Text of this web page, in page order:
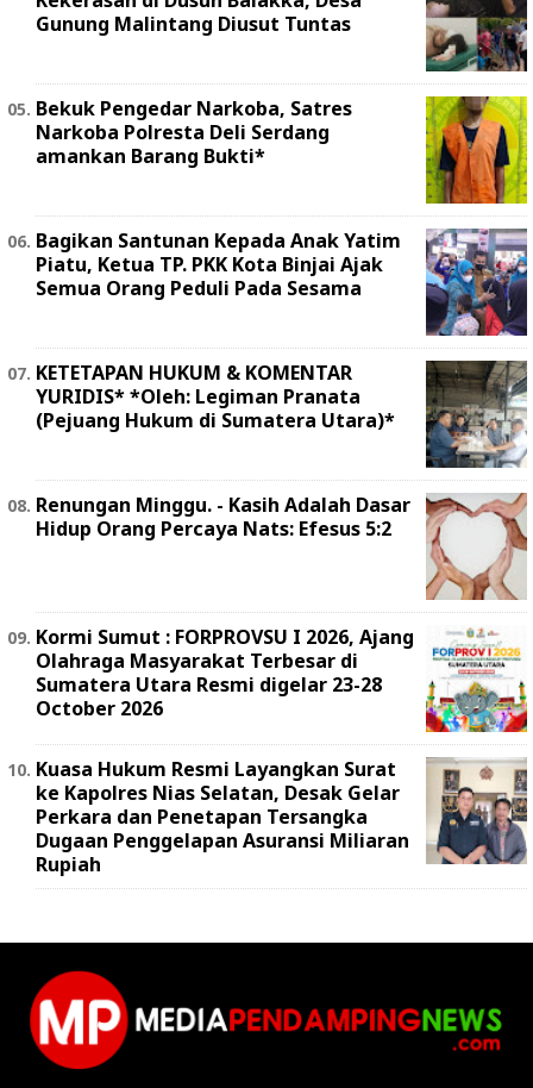
Gunung Malintang Diusut Tuntas
Bekuk Pengedar Narkoba, Satres
Narkoba Polresta Deli Serdang
amankan Barang Bukti*
Bagikan Santunan Kepada Anak Yatim
Piatu, Ketua TP. PKK Kota Binjai Ajak
Semua Orang Peduli Pada Sesama
KETETAPAN HUKUM & KOMENTAR
YURIDIS* *Oleh: Legiman Pranata
(Pejuang Hukum di Sumatera Utara)*
Renungan Minggu. - Kasih Adalah Dasar
Hidup Orang Percaya Nats: Efesus 5:2
Kormi Sumut : FORPROVSU I 2026, Ajang
Olahraga Masyarakat Terbesar di
Sumatera Utara Resmi digelar 23-28
October 2026
Kuasa Hukum Resmi Layangkan Surat
ke Kapolres Nias Selatan, Desak Gelar
Perkara dan Penetapan Tersangka
Dugaan Penggelapan Asuransi Miliaran
Rupiah